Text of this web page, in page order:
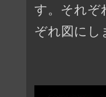
す。それぞ
ぞれ図にし